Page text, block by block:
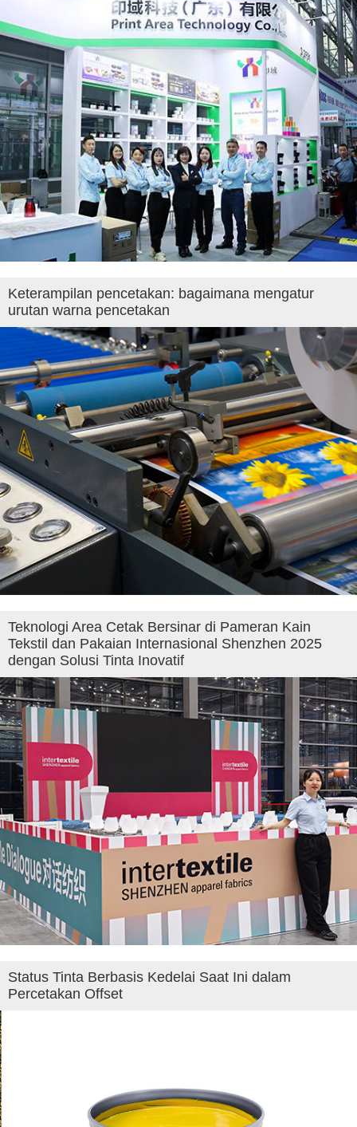
Keterampilan pencetakan: bagaimana mengatur
urutan warna pencetakan
Teknologi Area Cetak Bersinar di Pameran Kain
Tekstil dan Pakaian Internasional Shenzhen 2025
dengan Solusi Tinta Inovatif
Status Tinta Berbasis Kedelai Saat Ini dalam
Percetakan Offset